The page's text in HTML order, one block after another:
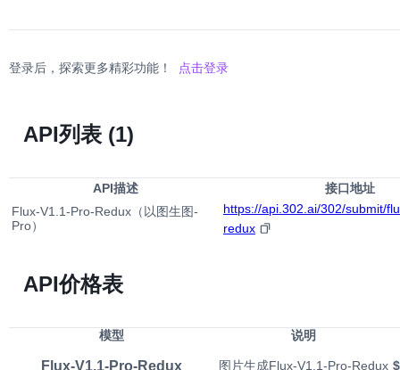
登录后，探索更多精彩功能！ 点击登录
API列表 (1)
API描述
接口地址
Flux-V1.1-Pro-Redux（以图生图-
Pro）
https://api.302.ai/302/submit/
redux
API价格表
模型 说明
Flux-V1.1-Pro-Redux 图片生成Flux-V1.1-Pro-Redux